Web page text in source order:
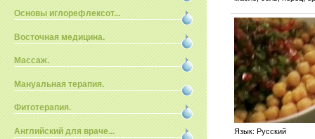
Основы иглорефлексот...
Восточная медицина.
Массаж.
Мануальная терапия.
Фитотерапия.
Английский для враче... Язык: Русский